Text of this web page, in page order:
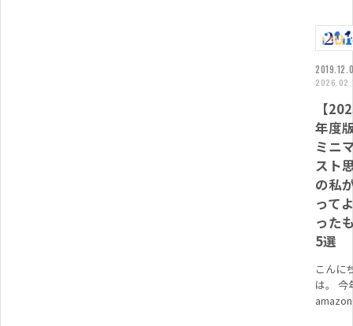
現在毎
1000...
【
年度
ミニ
スト
の私
って
った
5選
こんに
は。 今